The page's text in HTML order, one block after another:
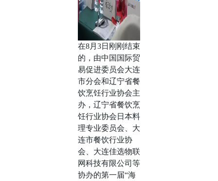
在8月3日刚刚结束
的，由中国国际贸
易促进委员会大连
市分会和辽宁省餐
饮烹饪行业协会主
办，辽宁省餐饮烹
饪行业协会日本料
理专业委员会、大
连市餐饮行业协
会、大连佳选物联
网科技有限公司等
协办的第一届“海